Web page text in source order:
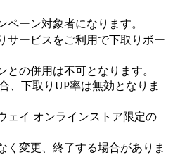
ーン対象者になります。
サービスをご利用で下取りボー
の併用は不可となります。
、下取りUP率は無効となりま
ェイ オンラインストア限定の
変更、終了する場合がありま